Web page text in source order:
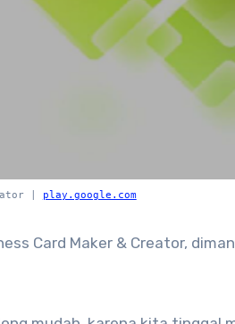
| play.google.com
Card Maker & Creator,